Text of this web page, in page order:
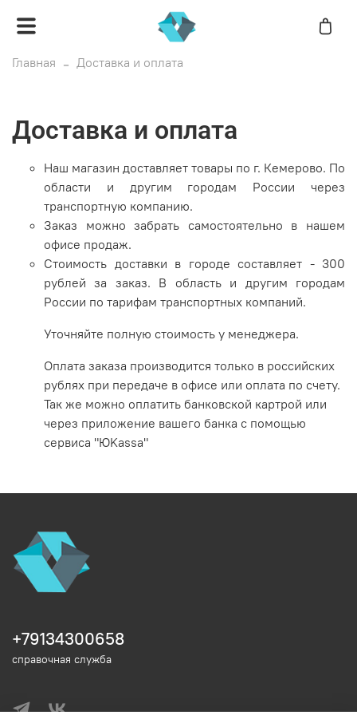
Главная Доставка и оплата
Доставка и оплата
Наш магазин доставляет товары по г. Кемерово. По
области и другим городам России через
транспортную компанию.
Заказ можно забрать самостоятельно в нашем
офисе продаж.
Стоимость доставки в городе составляет - 300
рублей за заказ. В область и другим городам
России по тарифам транспортных компаний.
Уточняйте полную стоимость у менеджера.
Оплата заказа производится только в российских
рублях при передаче в офисе или оплата по счету.
Так же можно оплатить банковской картрой или
через приложение вашего банка с помощью
сервиса "ЮKassa"
+79134300658
справочная служба